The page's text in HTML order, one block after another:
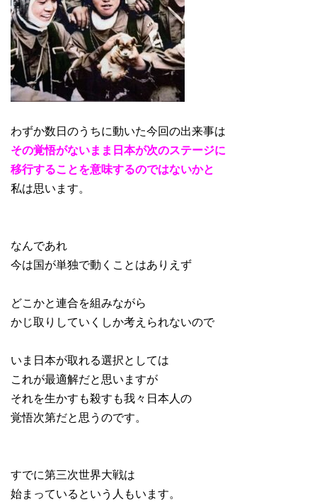
わずか数日のうちに動いた今回の出来事は
その覚悟がないまま日本が次のステージに
移行することを意味するのではないかと
私は思います。
なんであれ
今は国が単独で動くことはありえず
どこかと連合を組みながら
かじ取りしていくしか考えられないので
いま日本が取れる選択としては
これが最適解だと思いますが
それを生かすも殺すも我々日本人の
覚悟次第だと思うのです。
すでに第三次世界大戦は
始まっているという人もいます。